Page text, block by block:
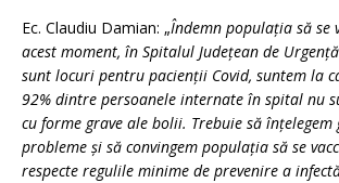
Ec. Claudiu Damian: „Îndemn populația să se
acest moment, în Spitalul Județean de
sunt locuri pentru pacienţii Covid, suntem la
92% dintre persoanele internate în spital nu
cu forme grave ale bolii. Trebuie să înţelegem
probleme şi să convingem populaţia să se
respecte regulile minime de prevenire a